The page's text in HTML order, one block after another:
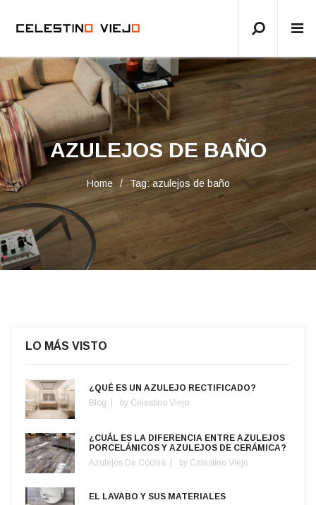
AZULEJOS DE BAÑO
Home Tag: azulejos de baño
LO MÁS VISTO
¿QUÉ ES UN AZULEJO RECTIFICADO?
Blog
by Celestino Viejo
¿CUÁL ES LA DIFERENCIA ENTRE AZULEJOS
PORCELÁNICOS Y AZULEJOS DE CERÁMICA?
Azulejos De Cocina
by Celestino Viejo
EL LAVABO Y SUS MATERIALES